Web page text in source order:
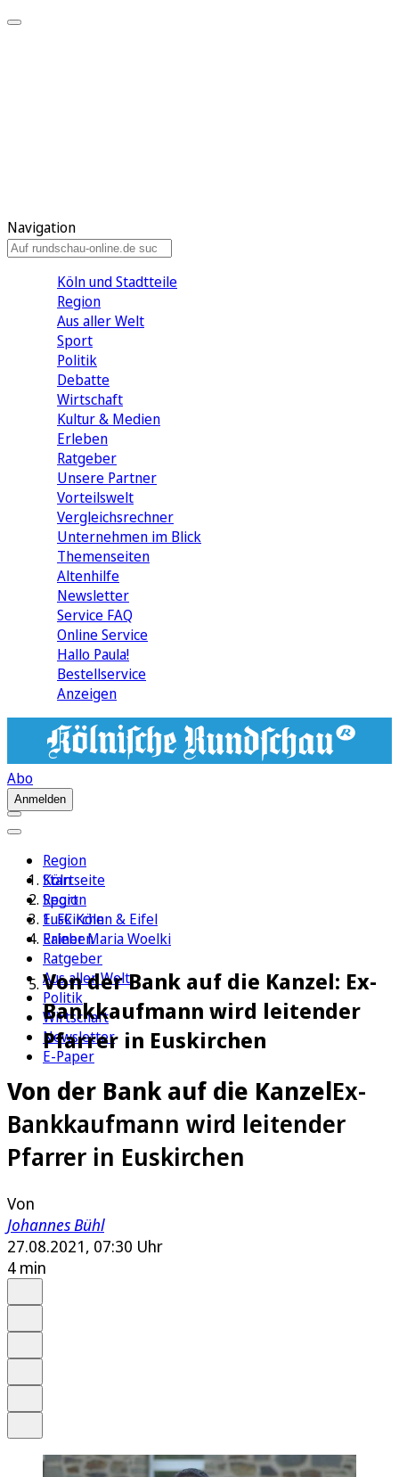
Navigation
Köln und Stadtteile
Region
Aus aller Welt
Sport
Politik
Debatte
Wirtschaft
Kultur & Medien
Erleben
Ratgeber
Unsere Partner
Vorteilswelt
Vergleichsrechner
Unternehmen im Blick
Themenseiten
Altenhilfe
Newsletter
Service FAQ
Online Service
Hallo Paula!
Bestellservice
Anzeigen
Abo
Anmelden
Region
Köln
Sport
1. FC Köln
Erleben
Ratgeber
Aus aller Welt
Politik
Wirtschaft
Newsletter
E-Paper
Startseite
Region
Euskirchen & Eifel
Rainer Maria Woelki
Von der Bank auf die Kanzel: Ex-
Bankkaufmann wird leitender
Pfarrer in Euskirchen
Von der Bank auf die KanzelEx-
Bankkaufmann wird leitender
Pfarrer in Euskirchen
Von
Johannes Bühl
27.08.2021, 07:30 Uhr
4 min